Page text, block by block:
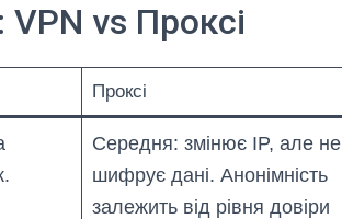
vs Проксі
Проксі
Середня: змінює IP, але не
шифрує дані. Анонімність
залежить від рівня довіри